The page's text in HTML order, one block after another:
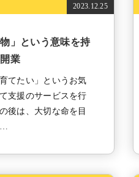
2023.12.25
」という意味を持
業
てたい」というお気
支援のサービスを行
後は、大切な命を目
…